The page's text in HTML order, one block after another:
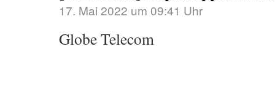
17. Mai 2022 um 09:41 Uhr
Globe Telecom